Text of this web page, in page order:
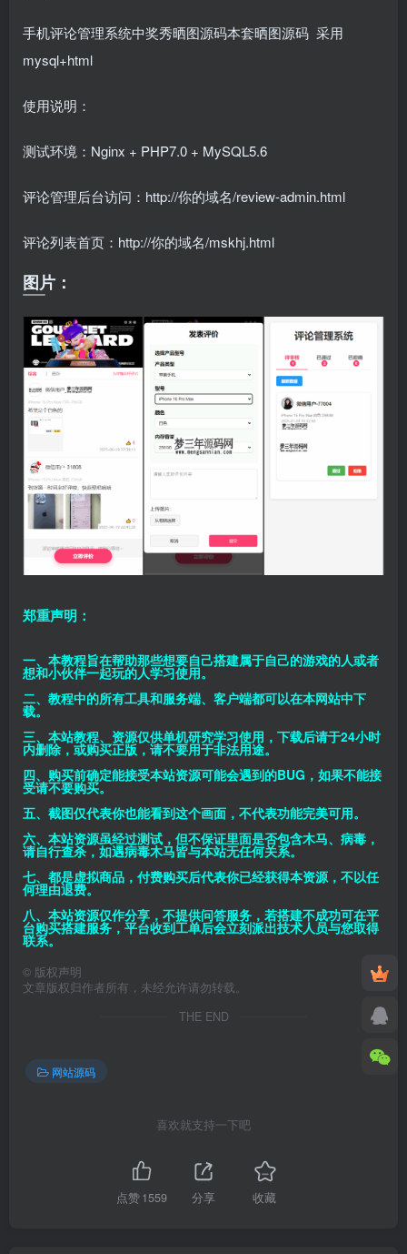
手机评论管理系统中奖秀晒图源码本套晒图源码 采用
mysql+html
使用说明：
测试环境：Nginx + PHP7.0 + MySQL5.6
评论管理后台访问：http://你的域名/review-admin.html
评论列表首页：http://你的域名/mskhj.html
图片：
郑重声明：
一、本教程旨在帮助那些想要自己搭建属于自己的游戏的人或者
想和小伙伴一起玩的人学习使用。
二、教程中的所有工具和服务端、客户端都可以在本网站中下
载。
三、本站教程、资源仅供单机研究学习使用，下载后请于24小时
内删除，或购买正版，请不要用于非法用途。
四、购买前确定能接受本站资源可能会遇到的BUG，如果不能接
受请不要购买。
五、截图仅代表你也能看到这个画面，不代表功能完美可用。
六、本站资源虽经过测试，但不保证里面是否包含木马、病毒，
请自行查杀，如遇病毒木马皆与本站无任何关系。
七、都是虚拟商品，付费购买后代表你已经获得本资源，不以任
何理由退费。
八、本站资源仅作分享，不提供问答服务，若搭建不成功可在平
台购买搭建服务，平台收到工单后会立刻派出技术人员与您取得
联系。
© 版权声明
文章版权归作者所有，未经允许请勿转载。
THE END
网站源码
喜欢就支持一下吧
点赞1559 分享 收藏